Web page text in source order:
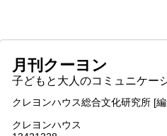
月刊クーヨン
子どもと大人のコミュニケー
クレヨンハウス総合文化研究所 [
クレヨンハウス